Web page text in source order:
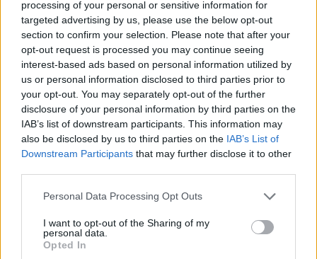
processing of your personal or sensitive information for
targeted advertising by us, please use the below opt-out
section to confirm your selection. Please note that after your
opt-out request is processed you may continue seeing
interest-based ads based on personal information utilized by
us or personal information disclosed to third parties prior to
your opt-out. You may separately opt-out of the further
disclosure of your personal information by third parties on the
IAB’s list of downstream participants. This information may
also be disclosed by us to third parties on the IAB’s List of
Downstream Participants that may further disclose it to other
Personal Data Processing Opt Outs
I want to opt-out of the Sharing of my
personal data.
Opted In
Η ιστορική διαδρομή του LSD στη θεραπευτική κι όσα μας
αφορούν σήμερα.
Επιστήμη